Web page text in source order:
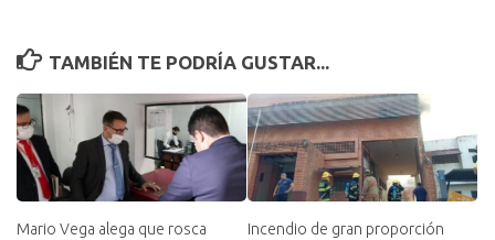
TAMBIÉN TE PODRÍA GUSTAR...
Mario Vega alega que rosca
Incendio de gran proporción